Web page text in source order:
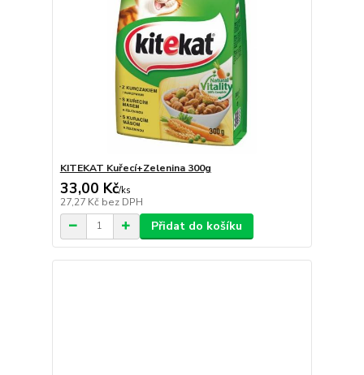
KITEKAT Kuřecí+Zelenina 300g
33,00 Kč/ks
27,27 Kč bez DPH
Přidat do košíku